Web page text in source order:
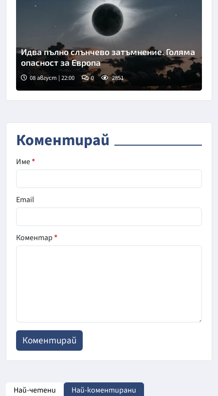
Идва пълно слънчево затъмнение. Голяма
опасност за Европа
08 август | 22:00 0 2851
Коментирай
Име*
Email
Коментар*
Най-четени Най-коментирани